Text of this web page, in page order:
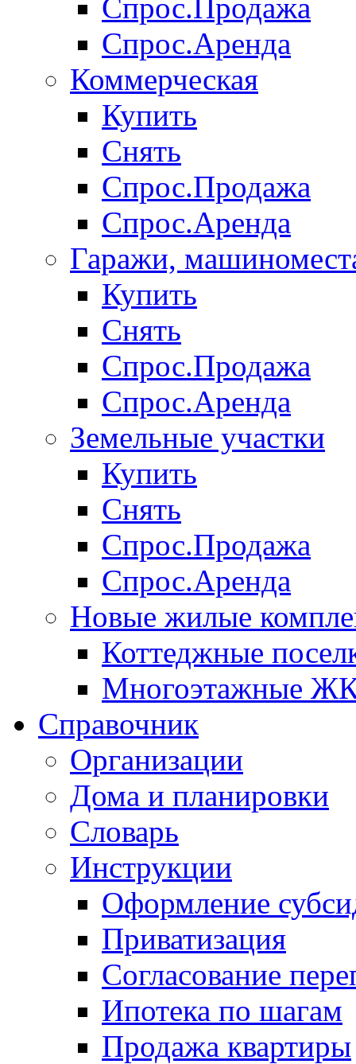
Спрос.Продажа
Спрос.Аренда
Коммерческая
Купить
Снять
Спрос.Продажа
Спрос.Аренда
Гаражи,
Купить
Снять
Спрос.Продажа
Спрос.Аренда
Земельные участки
Купить
Снять
Спрос.Продажа
Спрос.Аренда
Новые жилые
Коттеджные
Многоэтажные
Справочник
Организации
Дома и планировки
Словарь
Инструкции
Оформление
Приватизация
Согласование
Ипотека по шагам
Продажа квартиры